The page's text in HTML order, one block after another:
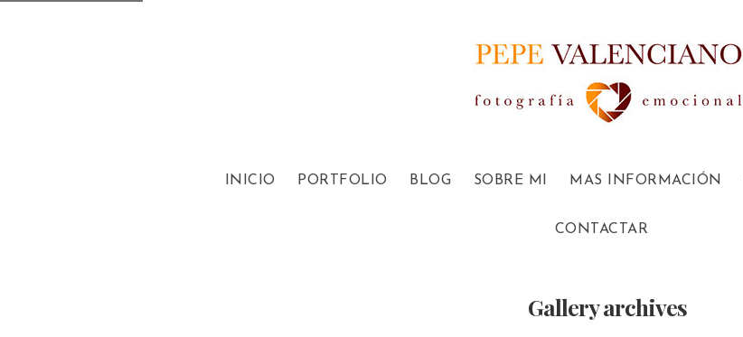
INICIO PORTFOLIO BLOG SOBRE MI MAS INFORMACIÓN
CONTACTAR
Gallery archives